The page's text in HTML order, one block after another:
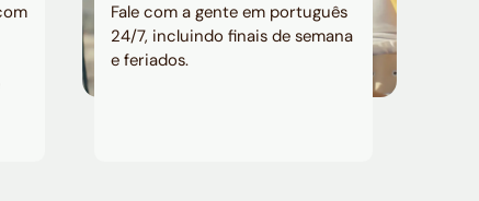
Fale com a gente em português
24/7, incluindo finais de semana
e feriados.